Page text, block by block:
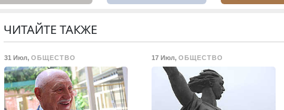
Предусмотрены
скидки.
ЧИТАЙТЕ ТАКЖЕ
31 Июл,ОБЩЕСТВО 17 Июл,ОБЩЕСТВО